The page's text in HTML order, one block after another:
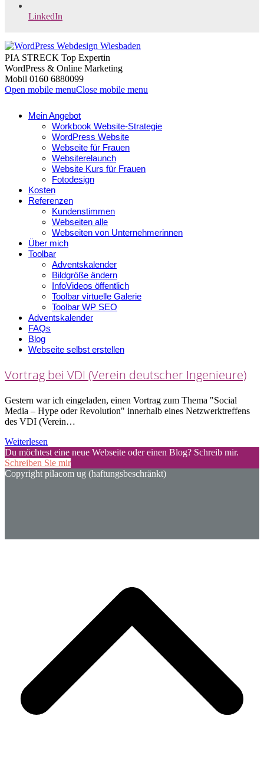
LinkedIn
PIA STRECK Top Expertin
WordPress & Online Marketing
Mobil 0160 6880099
Open mobile menuClose mobile menu
Mein Angebot
Workbook Website-Strategie
WordPress Website
Webseite für Frauen
Websiterelaunch
Website Kurs für Frauen
Fotodesign
Kosten
Referenzen
Kundenstimmen
Webseiten alle
Webseiten von Unternehmerinnen
Über mich
Toolbar
Adventskalender
Bildgröße ändern
InfoVideos öffentlich
Toolbar virtuelle Galerie
Toolbar WP SEO
Adventskalender
FAQs
Blog
Webseite selbst erstellen
Vortrag bei VDI (Verein deutscher Ingenieure)
Gestern war ich eingeladen, einen Vortrag zum Thema "Social
Media – Hype oder Revolution" innerhalb eines Netzwerktreffens
des VDI (Verein…
Weiterlesen
Du möchtest eine neue Webseite oder einen Blog? Schreib mir.
Schreiben Sie mir
Copyright pilacom ug (haftungsbeschränkt)